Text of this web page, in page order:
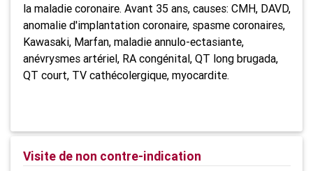
la maladie coronaire. Avant 35 ans, causes: CMH, DAVD,
anomalie d'implantation coronaire, spasme coronaires,
Kawasaki, Marfan, maladie annulo-ectasiante,
anévrysmes artériel, RA congénital, QT long brugada,
QT court, TV cathécolergique, myocardite.
Visite de non contre-indication